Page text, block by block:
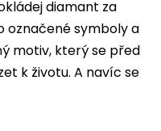
diamant za
označené symboly a
motiv, který se před
k životu. A navíc se